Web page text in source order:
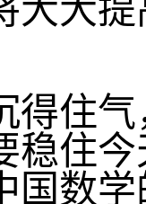
大大
得住
稳住
国数